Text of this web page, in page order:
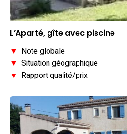
L’Aparté, gîte avec piscine
▼ Note globale
▼ Situation géographique
▼ Rapport qualité/prix